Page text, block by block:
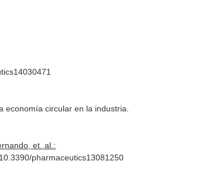
economía circular en la industria.
et. al.:
pharmaceutics13081250